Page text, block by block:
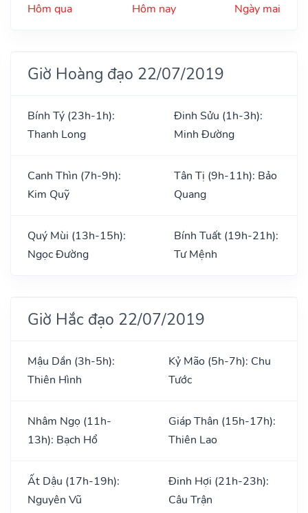
Hôm qua Hôm nay Ngày mai
Giờ Hoàng đạo 22/07/2019
Bính Tý (23h-1h):
Thanh Long
Đinh Sửu (1h-3h):
Minh Đường
Canh Thìn (7h-9h):
Kim Quỹ
Tân Tị (9h-11h): Bảo
Quang
Quý Mùi (13h-15h):
Ngọc Đường
Bính Tuất (19h-21h):
Tư Mệnh
Giờ Hắc đạo 22/07/2019
Mậu Dần (3h-5h):
Thiên Hình
Kỷ Mão (5h-7h): Chu
Tước
Nhâm Ngọ (11h-
13h): Bạch Hổ
Giáp Thân (15h-17h):
Thiên Lao
Ất Dậu (17h-19h):
Nguyên Vũ
Đinh Hợi (21h-23h):
Câu Trận